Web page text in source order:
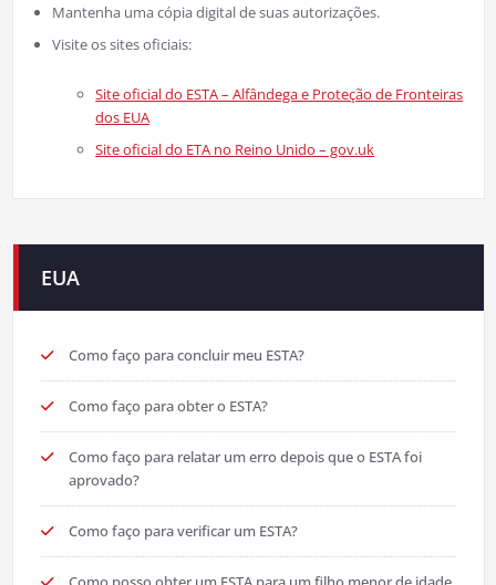
Mantenha uma cópia digital de suas autorizações.
Visite os sites oficiais:
Site oficial do ESTA – Alfândega e Proteção de Fronteiras
dos EUA
Site oficial do ETA no Reino Unido – gov.uk
EUA
Como faço para concluir meu ESTA?
Como faço para obter o ESTA?
Como faço para relatar um erro depois que o ESTA foi
aprovado?
Como faço para verificar um ESTA?